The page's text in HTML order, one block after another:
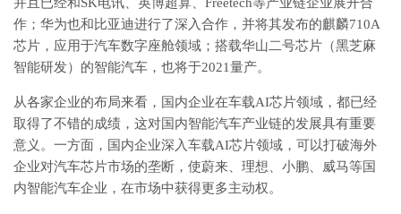
作；华为也和比亚迪进行了深入合作，并将其发布的麒麟710A
芯片，应用于汽车数字座舱领域；搭载华山二号芯片（黑芝麻
智能研发）的智能汽车，也将于2021量产。
从各家企业的布局来看，国内企业在车载AI芯片领域，都已经
取得了不错的成绩，这对国内智能汽车产业链的发展具有重要
意义。一方面，国内企业深入车载AI芯片领域，可以打破海外
企业对汽车芯片市场的垄断，使蔚来、理想、小鹏、威马等国
内智能汽车企业，在市场中获得更多主动权。